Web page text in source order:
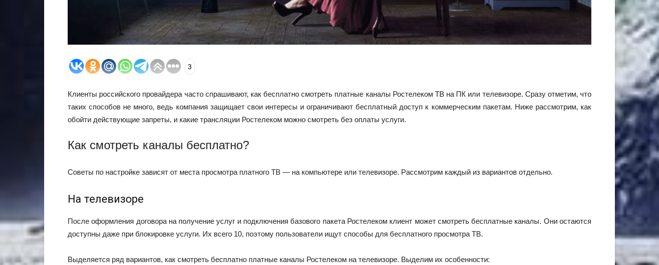
3
Клиенты российского провайдера часто спрашивают, как бесплатно смотреть платные каналы Ростелеком ТВ на ПК или телевизоре. Сразу отметим, что
таких способов не много, ведь компания защищает свои интересы и ограничивают бесплатный доступ к коммерческим пакетам. Ниже рассмотрим, как
обойти действующие запреты, и какие трансляции Ростелеком можно смотреть без оплаты услуги.
Как смотреть каналы бесплатно?
Советы по настройке зависят от места просмотра платного ТВ — на компьютере или телевизоре. Рассмотрим каждый из вариантов отдельно.
На телевизоре
После оформления договора на получение услуг и подключения базового пакета Ростелеком клиент может смотреть бесплатные каналы. Они остаются
доступны даже при блокировке услуги. Их всего 10, поэтому пользователи ищут способы для бесплатного просмотра ТВ.
Выделяется ряд вариантов, как смотреть бесплатно платные каналы Ростелеком на телевизоре. Выделим их особенности: